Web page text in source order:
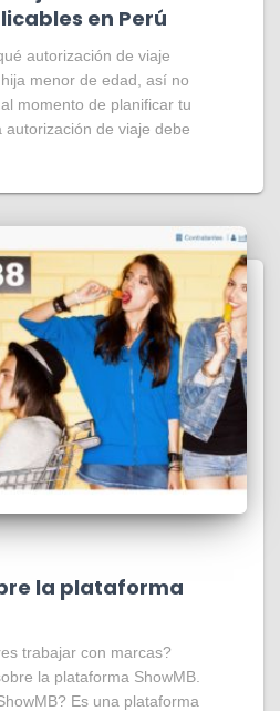
en Perú
autorización de viaje
menor de edad, así no
momento de planificar tu
autorización de viaje debe
la plataforma
trabajar con marcas?
la plataforma ShowMB.
Es una plataforma